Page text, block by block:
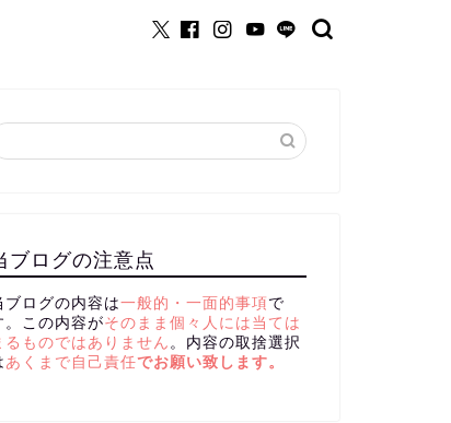
ブログの注意点
ブログの内容は一般的・一面的事項 で
。この内容がそのまま個々人には当ては
るものではありません 。内容の取捨選択
あくまで自己責任でお願い致します。